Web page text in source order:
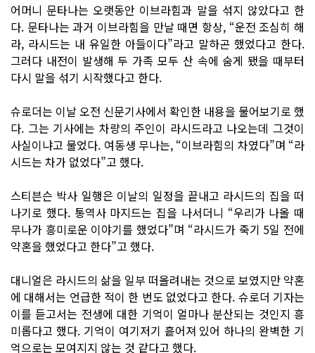
어머니 문타나는 오랫동안 이브라힘과 말을 섞지 않았다고 한
다. 문타나는 과거 이브라힘을 만날 때면 항상, “운전 조심히 해
라, 라시드는 내 유일한 아들이다”라고 말하곤 했었다고 한다.
그러다 내전이 발생해 두 가족 모두 산 속에 숨게 됐을 때부터
다시 말을 섞기 시작했다고 한다.
슈로더는 이날 오전 신문기사에서 확인한 내용을 물어보기로 했
다. 그는 기사에는 차량의 주인이 라시드라고 나오는데 그것이
사실이냐고 물었다. 여동생 무나는, “이브라힘의 차였다”며 “라
시드는 차가 없었다”고 했다.
스티븐슨 박사 일행은 이날의 일정을 끝내고 라시드의 집을 떠
나기로 했다. 통역사 마지드는 집을 나서더니 “우리가 나올 때
무나가 흥미로운 이야기를 했었다”며 “라시드가 죽기 5일 전에
약혼을 했었다고 한다”고 했다.
대니얼은 라시드의 삶을 일부 떠올려내는 것으로 보였지만 약혼
에 대해서는 언급한 적이 한 번도 없었다고 한다. 슈로더 기자는
이를 듣고서는 전생에 대한 기억이 얼마나 분산되는 것인지 흥
미롭다고 했다. 기억이 여기저기 흩어져 있어 하나의 완벽한 기
억으로는 모여지지 않는 것 같다고 했다.